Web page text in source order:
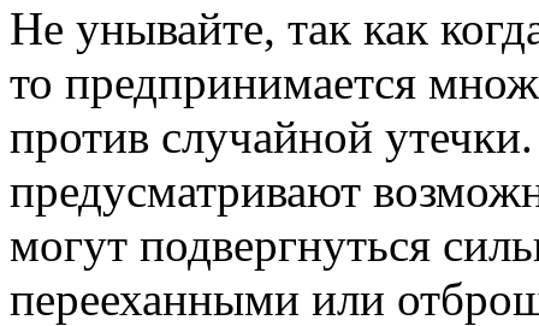
Не унывайте, так как
то предпринимается
против случайной
предусматривают
могут подвергнуться
перееханными или